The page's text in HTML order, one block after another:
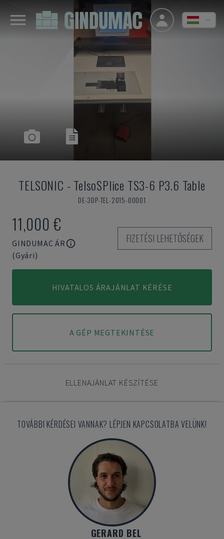
TELSONIC - TelsoSPlice TS3-6 P3.6 Table
DE-3DP-TEL-2015-00001
11,000 €
GINDUMAC ÁR
(Gyári)
FIZETÉSI LEHETŐSÉGEK
HIVATALOS ÁRAJÁNLAT KÉRÉSE
A GÉP MEGTEKINTÉSE
ELLENAJÁNLAT KÉSZÍTÉSE
TOVÁBBI KÉRDÉSEI VANNAK? LÉPJEN KAPCSOLATBA VELÜNK!
GERARD BEL